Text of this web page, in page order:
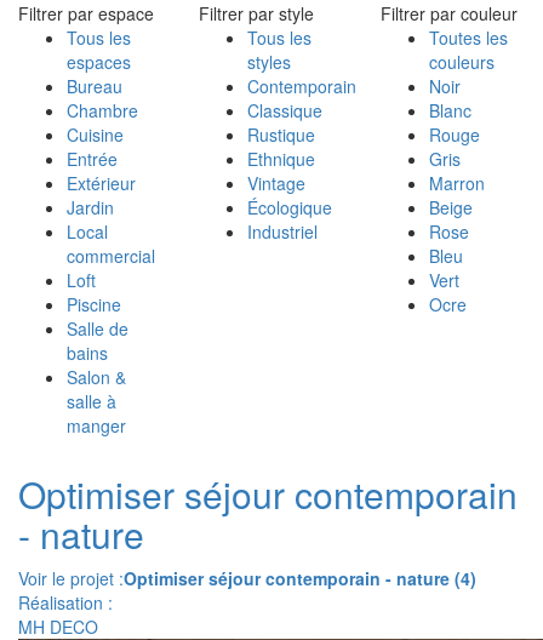
Filtrer par espace
Tous les
espaces
Bureau
Chambre
Cuisine
Entrée
Extérieur
Jardin
Local
commercial
Loft
Piscine
Salle de
bains
Salon &
salle à
manger
Filtrer par style
Tous les
styles
Contemporain
Classique
Rustique
Ethnique
Vintage
Écologique
Industriel
Filtrer par couleur
Toutes les
couleurs
Noir
Blanc
Rouge
Gris
Marron
Beige
Rose
Bleu
Vert
Ocre
Optimiser séjour contemporain
- nature
Voir le projet :Optimiser séjour contemporain - nature (4)
Réalisation :
MH DECO